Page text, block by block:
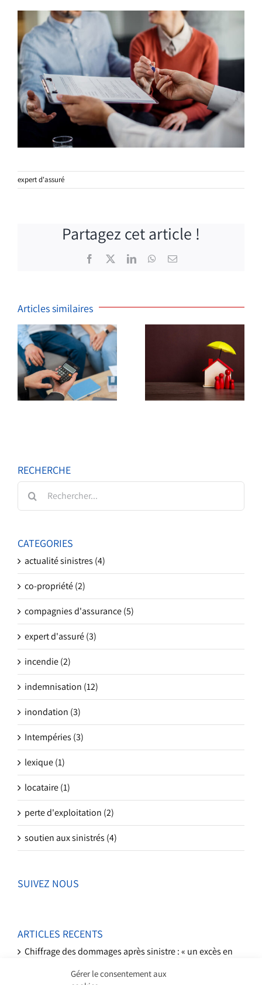
Gérer le consentement aux
expert d'assuré
Partagez cet article !
Facebook LinkedInWhatsApp
Email
Articles similaires
RECHERCHE
Rechercher:
CATEGORIES
actualité sinistres (4)
co-propriété (2)
compagnies d'assurance (5)
expert d'assuré (3)
incendie (2)
indemnisation (12)
inondation (3)
Intempéries (3)
lexique (1)
locataire (1)
perte d'exploitation (2)
soutien aux sinistrés (4)
SUIVEZ NOUS
ARTICLES RECENTS
Chiffrage des dommages après sinistre : « un excès en